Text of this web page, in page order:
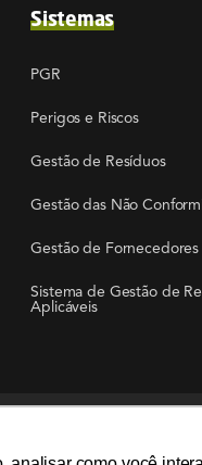
Sistemas
PGR
Perigos e Riscos
Gestão de Resíduos
Gestão das Não
Gestão de Fornecedores
Sistema de Gestão de
Aplicáveis
ambientais